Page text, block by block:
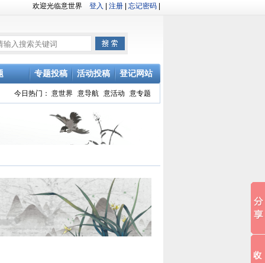
欢迎光临意世界 登入 注册 忘记密码
登记网站
活动投稿
专题投稿
今日热门： 意世界 意导航 意活动 意专题